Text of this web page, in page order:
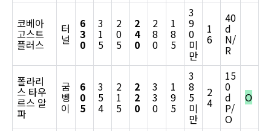
코베아
고스트
플러스
터
널
6
3
0
3
1
5
2
0
5
2
4
0
2
8
0
1
8
5
3
9
0
미
만
1
6
40
d
N/
R
폴라리
스 타우
르스 알
파
굼
벵
이
6
0
5
3
5
4
2
1
5
2
2
0
3
3
0
1
9
5
3
8
5
미
만
2
4
15
0
d
P/
O
O